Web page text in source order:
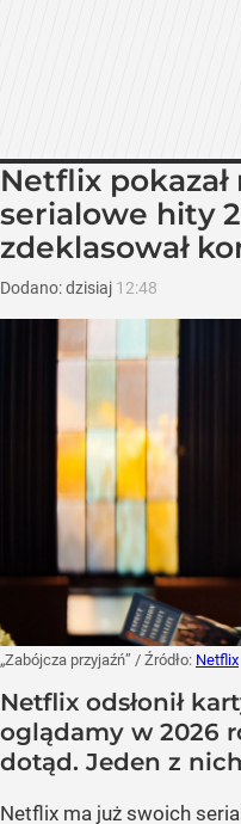
Netflix
serialowe hity
zdeklasował
Dodano:dzisiaj 12:48
„Zabójcza przyjaźń” / Źródło: Netflix
Netflix odsłonił
oglądamy w 2026
dotąd. Jeden z
Netflix ma już swoich